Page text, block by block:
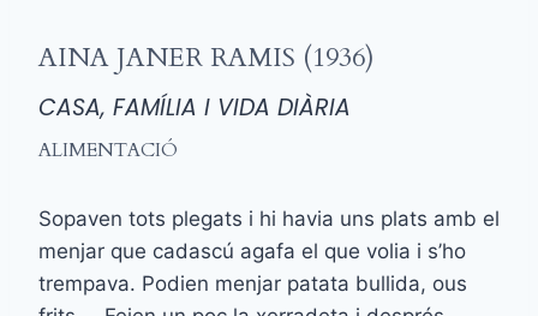
AINA JANER RAMIS (1936)
CASA, FAMÍLIA I VIDA DIÀRIA
ALIMENTACIÓ
Sopaven tots plegats i hi havia uns plats amb el
menjar que cadascú agafa el que volia i s’ho
trempava. Podien menjar patata bullida, ous